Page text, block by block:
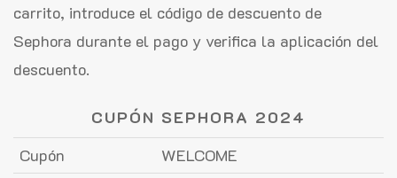
carrito, introduce el código de descuento de
Sephora durante el pago y verifica la aplicación del
descuento.
CUPÓN SEPHORA 2024
Cupón
WELCOME